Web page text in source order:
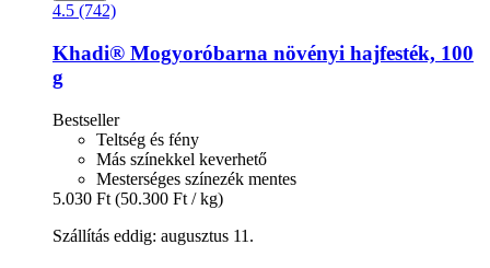
4.5 (742)
Khadi® Mogyoróbarna növényi hajfesték, 100
g
Bestseller
Teltség és fény
Más színekkel keverhető
Mesterséges színezék mentes
5.030 Ft (50.300 Ft / kg)
Szállítás eddig: augusztus 11.